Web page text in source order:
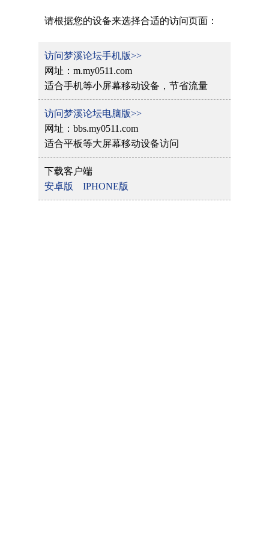
请根据您的设备来选择合适的访问页面：
访问梦溪论坛手机版>>
网址：m.my0511.com
适合手机等小屏幕移动设备，节省流量
访问梦溪论坛电脑版>>
网址：bbs.my0511.com
适合平板等大屏幕移动设备访问
下载客户端
安卓版
IPHONE版